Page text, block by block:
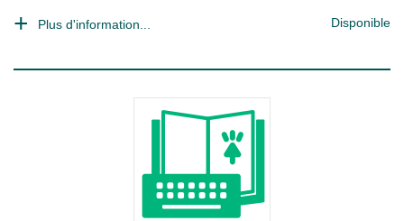
Plus d'information... Disponible